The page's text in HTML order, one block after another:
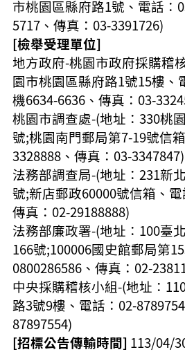
市桃園區縣府路1號、電話：
5717、傳真：03-3391726)
[檢舉受理單位]
地方政府-桃園市政府採購稽
園市桃園區縣府路1號15樓、
機6634-6636、傳真：03-
桃園市調查處-(地址：330桃
號;桃園南門郵局第7-19號信
3328888、傳真：03-3347847)
法務部調查局-(地址：231新
號;新店郵政60000號信箱、電
傳真：02-29188888)
法務部廉政署-(地址：100臺
166號;100006國史館郵局第
0800286586、傳真：02-
中央採購稽核小組-(地址：
路3號9樓、電話：02-
87897554)
[招標公告傳輸時間] 113/04/